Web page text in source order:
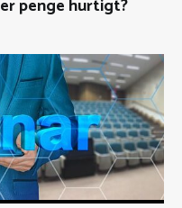
penge hurtigt?